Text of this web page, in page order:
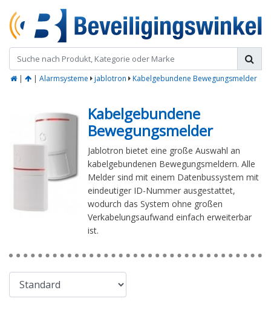
| | Alarmsysteme jablotron Kabelgebundene Bewegungsmelder
Kabelgebundene
Bewegungsmelder
Jablotron bietet eine große Auswahl an
kabelgebundenen Bewegungsmeldern. Alle
Melder sind mit einem Datenbussystem mit
eindeutiger ID-Nummer ausgestattet,
wodurch das System ohne großen
Verkabelungsaufwand einfach erweiterbar
ist.